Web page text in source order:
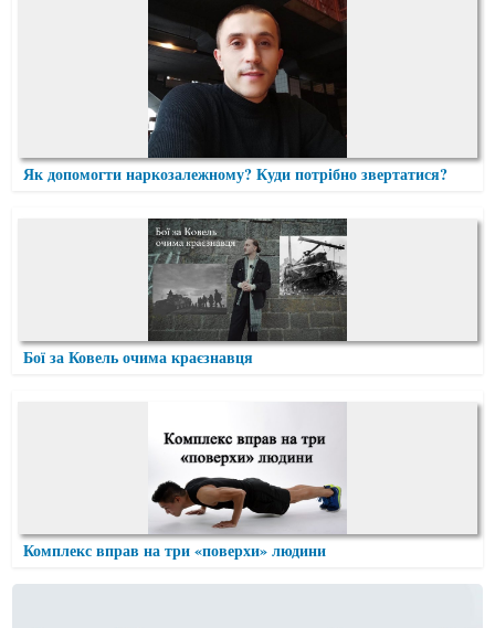
Як допомогти наркозалежному? Куди потрібно звертатися?
Бої за Ковель очима краєзнавця
Комплекс вправ на три «поверхи» людини